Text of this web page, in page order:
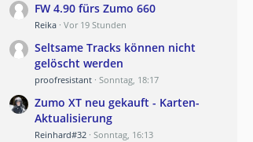
FW 4.90 fürs Zumo 660
Reika Vor 19 Stunden
Seltsame Tracks können nicht
gelöscht werden
proofresistant Sonntag, 18:17
Zumo XT neu gekauft - Karten-
Aktualisierung
Reinhard#32 Sonntag, 16:13